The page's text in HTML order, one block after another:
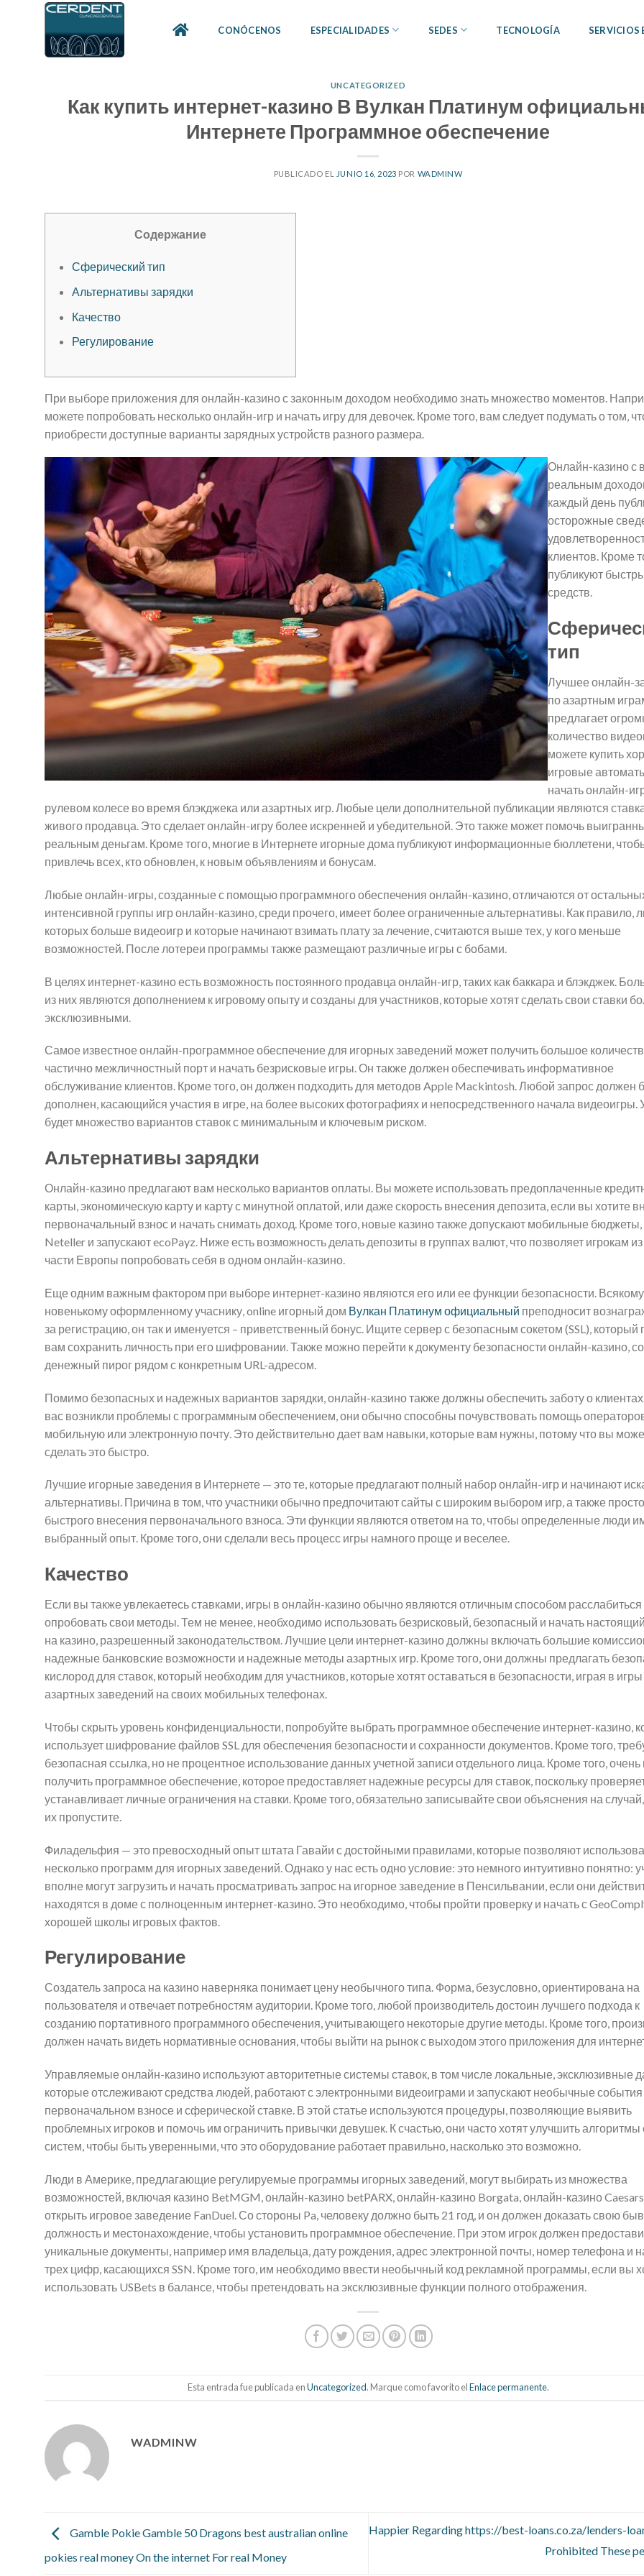
CONÓCENOS ESPECIALIDADES SEDES TECNOLOGÍA SERVICIOS
UNCATEGORIZED
Как купить интернет-казино В Вулкан Платинум
Интернете Программное обеспечение
PUBLICADO EL JUNIO 16, 2023 POR WADMINW
Содержание
Сферический тип
Альтернативы зарядки
Качество
Регулирование
При выборе приложения для онлайн-казино с законным доходом необходимо знать множество моментов.
можете попробовать несколько онлайн-игр и начать игру для девочек. Кроме того, вам следует подумать о том,
приобрести доступные варианты зарядных устройств разного размера.
Онлайн-казино с
реальным
каждый день
осторожные
клиентов. Кроме
публикуют
средств.
тип
Лучшее онлайн-
по азартным
предлагает
количество
можете купить
игровые
начать онлайн-
рулевом колесе во время блэкджека или азартных игр. Любые цели дополнительной публикации являются
живого продавца. Это сделает онлайн-игру более искренней и убедительной. Это также может помочь
реальным деньгам. Кроме того, многие в Интернете игорные дома публикуют информационные бюллетени,
привлечь всех, кто обновлен, к новым объявлениям и бонусам.
Любые онлайн-игры, созданные с помощью программного обеспечения онлайн-казино, отличаются от
интенсивной группы игр онлайн-казино, среди прочего, имеет более ограниченные альтернативы. Как правило,
которых больше видеоигр и которые начинают взимать плату за лечение, считаются выше тех, у кого меньше
возможностей. После лотереи программы также размещают различные игры с бобами.
В целях интернет-казино есть возможность постоянного продавца онлайн-игр, таких как баккара и блэкджек.
из них являются дополнением к игровому опыту и созданы для участников, которые хотят сделать свои ставки
эксклюзивными.
Самое известное онлайн-программное обеспечение для игорных заведений может получить большое
частично межличностный порт и начать безрисковые игры. Он также должен обеспечивать информативное
обслуживание клиентов. Кроме того, он должен подходить для методов Apple Mackintosh. Любой запрос должен
дополнен, касающийся участия в игре, на более высоких фотографиях и непосредственного начала видеоигры.
будет множество вариантов ставок с минимальным и ключевым риском.
Альтернативы зарядки
Онлайн-казино предлагают вам несколько вариантов оплаты. Вы можете использовать предоплаченные
карты, экономическую карту и карту с минутной оплатой, или даже скорость внесения депозита, если вы хотите
первоначальный взнос и начать снимать доход. Кроме того, новые казино также допускают мобильные бюджеты,
Neteller и запускают ecoPayz. Ниже есть возможность делать депозиты в группах валют, что позволяет игрокам из
части Европы попробовать себя в одном онлайн-казино.
Еще одним важным фактором при выборе интернет-казино являются его или ее функции безопасности. Всякому
новенькому оформленному учаснику, online игорный дом Вулкан Платинум официальный преподносит
за регистрацию, он так и именуется – приветственный бонус. Ищите сервер с безопасным сокетом (SSL), который
вам сохранить личность при его шифровании. Также можно перейти к документу безопасности онлайн-казино,
денежный пирог рядом с конкретным URL-адресом.
Помимо безопасных и надежных вариантов зарядки, онлайн-казино также должны обеспечить заботу о
вас возникли проблемы с программным обеспечением, они обычно способны почувствовать помощь
мобильную или электронную почту. Это действительно дает вам навыки, которые вам нужны, потому что вы
сделать это быстро.
Лучшие игорные заведения в Интернете — это те, которые предлагают полный набор онлайн-игр и начинают
альтернативы. Причина в том, что участники обычно предпочитают сайты с широким выбором игр, а также
быстрого внесения первоначального взноса. Эти функции являются ответом на то, чтобы определенные люди
выбранный опыт. Кроме того, они сделали весь процесс игры намного проще и веселее.
Качество
Если вы также увлекаетесь ставками, игры в онлайн-казино обычно являются отличным способом расслабиться
опробовать свои методы. Тем не менее, необходимо использовать безрисковый, безопасный и начать
на казино, разрешенный законодательством. Лучшие цели интернет-казино должны включать большие
надежные банковские возможности и надежные методы азартных игр. Кроме того, они должны предлагать
кислород для ставок, который необходим для участников, которые хотят оставаться в безопасности, играя в игры
азартных заведений на своих мобильных телефонах.
Чтобы скрыть уровень конфиденциальности, попробуйте выбрать программное обеспечение интернет-казино,
использует шифрование файлов SSL для обеспечения безопасности и сохранности документов. Кроме того,
безопасная ссылка, но не процентное использование данных учетной записи отдельного лица. Кроме того,
получить программное обеспечение, которое предоставляет надежные ресурсы для ставок, поскольку
устанавливает личные ограничения на ставки. Кроме того, обязательно записывайте свои объяснения на
их пропустите.
Филадельфия — это превосходный опыт штата Гавайи с достойными правилами, которые позволяют
несколько программ для игорных заведений. Однако у нас есть одно условие: это немного интуитивно понятно:
вполне могут загрузить и начать просматривать запрос на игорное заведение в Пенсильвании, если они
находятся в доме с полноценным интернет-казино. Это необходимо, чтобы пройти проверку и начать с
хорошей школы игровых фактов.
Регулирование
Создатель запроса на казино наверняка понимает цену необычного типа. Форма, безусловно, ориентирована на
пользователя и отвечает потребностям аудитории. Кроме того, любой производитель достоин лучшего подхода к
созданию портативного программного обеспечения, учитывающего некоторые другие методы. Кроме того,
должен начать видеть нормативные основания, чтобы выйти на рынок с выходом этого приложения для
Управляемые онлайн-казино используют авторитетные системы ставок, в том числе локальные, эксклюзивные
которые отслеживают средства людей, работают с электронными видеоиграми и запускают необычные
первоначальном взносе и сферической ставке. В этой статье используются процедуры, позволяющие выявить
проблемных игроков и помочь им ограничить привычки девушек. К счастью, они часто хотят улучшить алгоритмы
систем, чтобы быть уверенными, что это оборудование работает правильно, насколько это возможно.
Люди в Америке, предлагающие регулируемые программы игорных заведений, могут выбирать из множества
возможностей, включая казино BetMGM, онлайн-казино betPARX, онлайн-казино Borgata, онлайн-казино
открыть игровое заведение FanDuel. Со стороны Pa, человеку должно быть 21 год, и он должен доказать свою
должность и местонахождение, чтобы установить программное обеспечение. При этом игрок должен
уникальные документы, например имя владельца, дату рождения, адрес электронной почты, номер телефона и
трех цифр, касающихся SSN. Кроме того, им необходимо ввести необычный код рекламной программы, если вы
использовать USBets в балансе, чтобы претендовать на эксклюзивные функции полного отображения.
Esta entrada fue publicada enUncategorized. Marque como favorito elEnlace permanente.
WADMINW
Gamble Pokie Gamble 50 Dragons best australian online
pokies real money On the internet For real Money
Happier Regarding https://best-loans.co.za/lenders-
Prohibited These